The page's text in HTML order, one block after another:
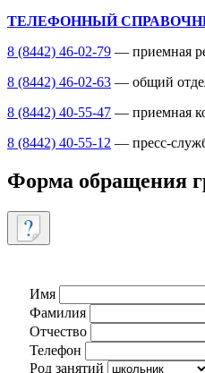
ТЕЛЕФОННЫЙ
8 (8442) 46-02-79 — приемная
8 (8442) 46-02-63 — общий
8 (8442) 40-55-47 — приемная
8 (8442) 40-55-12 — пресс-
Форма обращения
Имя
Фамилия
Отчество
Телефон
Род занятий